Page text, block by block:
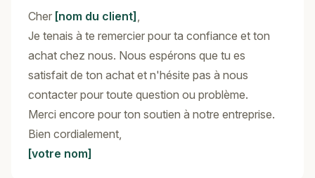
Cher [nom du client] ,
Je tenais à te remercier pour ta confiance et ton
achat chez nous. Nous espérons que tu es
satisfait de ton achat et n'hésite pas à nous
contacter pour toute question ou problème.
Merci encore pour ton soutien à notre entreprise.
Bien cordialement,
[votre nom]